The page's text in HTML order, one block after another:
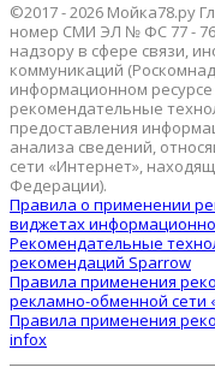
©2017 - 2026 Мойка78.ру
номер СМИ ЭЛ № ФС 77 -
надзору в сфере связи,
коммуникаций
информационном
рекомендательные
предоставления
анализа сведений,
сети «Интернет»,
Федерации).
Правила о применении
виджетах
Рекомендательные
рекомендаций Sparrow
Правила применения
рекламно-обменной сети
Правила применения
infox